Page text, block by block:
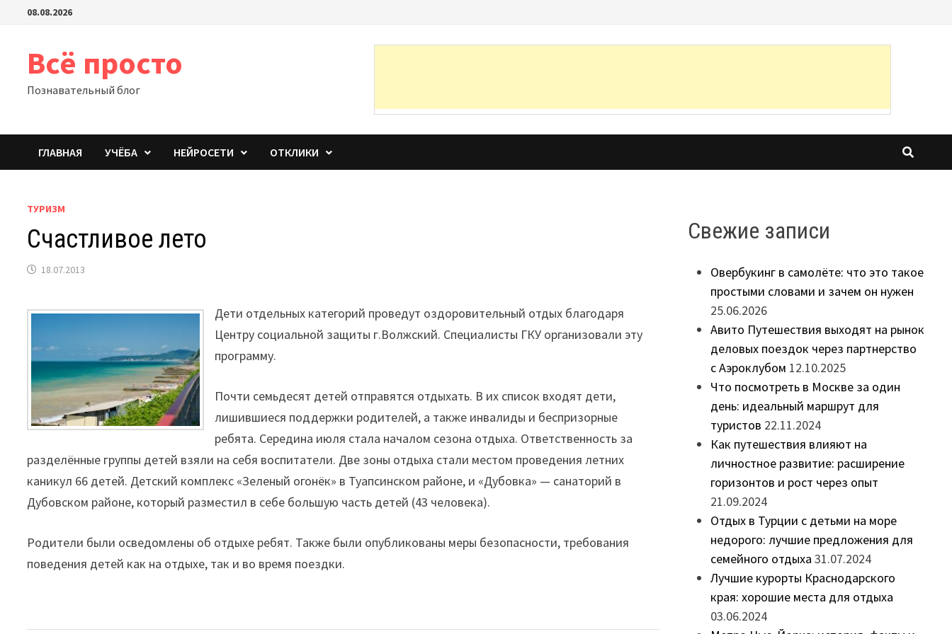
Перейти08.08.2026
Всё просто
Познавательный блог
ГЛАВНАЯ УЧЁБА НЕЙРОСЕТИ ОТКЛИКИ
ТУРИЗМ
Счастливое лето
18.07.2013
Дети отдельных категорий проведут оздоровительный отдых благодаря
Центру социальной защиты г.Волжский. Специалисты ГКУ организовали эту
программу.
Почти семьдесят детей отправятся отдыхать. В их список входят дети,
лишившиеся поддержки родителей, а также инвалиды и беспризорные
ребята. Середина июля стала началом сезона отдыха. Ответственность за
разделённые группы детей взяли на себя воспитатели. Две зоны отдыха стали местом проведения летних
каникул 66 детей. Детский комплекс «Зеленый огонёк» в Туапсинском районе, и «Дубовка» — санаторий в
Дубовском районе, который разместил в себе большую часть детей (43 человека).
Родители были осведомлены об отдыхе ребят. Также были опубликованы меры безопасности, требования
поведения детей как на отдыхе, так и во время поездки.
Свежие записи
Овербукинг в самолёте: что это такое
простыми словами и зачем он нужен
25.06.2026
Авито Путешествия выходят на рынок
деловых поездок через партнерство
с Аэроклубом 12.10.2025
Что посмотреть в Москве за один
день: идеальный маршрут для
туристов 22.11.2024
Как путешествия влияют на
личностное развитие: расширение
горизонтов и рост через опыт
21.09.2024
Отдых в Турции с детьми на море
недорого: лучшие предложения для
семейного отдыха 31.07.2024
Лучшие курорты Краснодарского
края: хорошие места для отдыха
03.06.2024